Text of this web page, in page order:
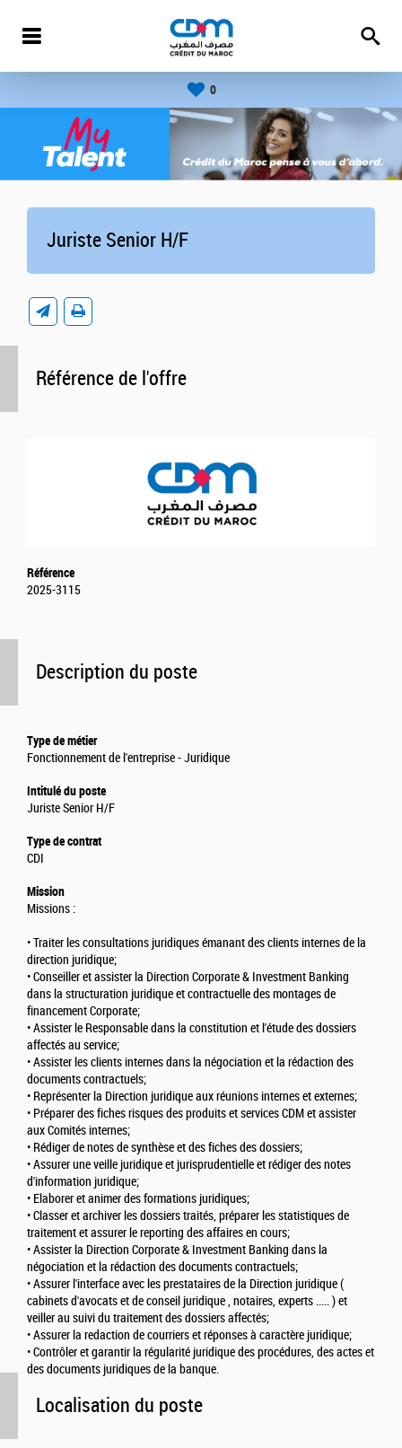
0
Juriste Senior H/F
Description du poste
Type de métier
Fonctionnement de l'entreprise - Juridique
Intitulé du poste
Juriste Senior H/F
Type de contrat
CDI
Mission
Missions :
• Traiter les consultations juridiques émanant des clients internes de la
direction juridique;
• Conseiller et assister la Direction Corporate & Investment Banking
dans la structuration juridique et contractuelle des montages de
financement Corporate;
• Assister le Responsable dans la constitution et l'étude des dossiers
affectés au service;
• Assister les clients internes dans la négociation et la rédaction des
documents contractuels;
• Représenter la Direction juridique aux réunions internes et externes;
• Préparer des fiches risques des produits et services CDM et assister
aux Comités internes;
• Rédiger de notes de synthèse et des fiches des dossiers;
• Assurer une veille juridique et jurisprudentielle et rédiger des notes
d'information juridique;
• Elaborer et animer des formations juridiques;
• Classer et archiver les dossiers traités, préparer les statistiques de
traitement et assurer le reporting des affaires en cours;
• Assister la Direction Corporate & Investment Banking dans la
négociation et la rédaction des documents contractuels;
• Assurer l'interface avec les prestataires de la Direction juridique (
cabinets d'avocats et de conseil juridique , notaires, experts ..... ) et
veiller au suivi du traitement des dossiers affectés;
• Assurer la redaction de courriers et réponses à caractère juridique;
• Contrôler et garantir la régularité juridique des procédures, des actes et
des documents juridiques de la banque.
Localisation du poste
Référence de l'offre
Référence
2025-3115